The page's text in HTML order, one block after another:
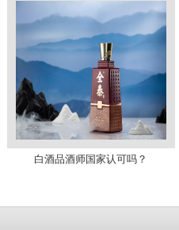
白酒品酒师国家认可吗？